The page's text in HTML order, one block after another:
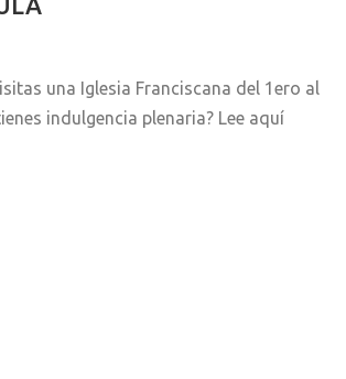
una Iglesia Franciscana del 1ero al
indulgencia plenaria? Lee aquí